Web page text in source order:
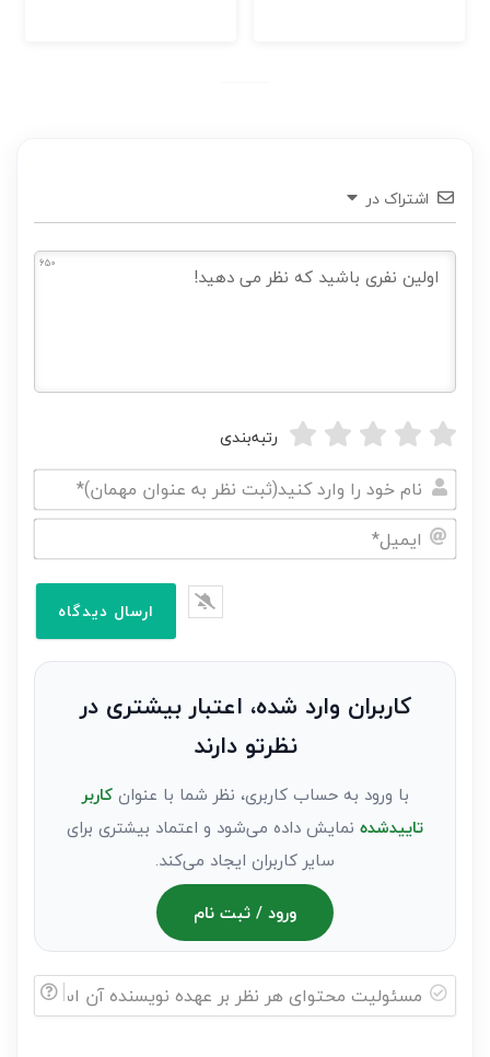
اشتراک در
650
رتبه‌بندی
نام
خود
نظر
کاربران وارد شده، اعتبار بیشتری در
نظرتو دارند
با ورود به حساب کاربری، نظر شما با عنوانکاربر
تاییدشده نمایش داده می‌شود و اعتماد بیشتری برای
سایر کاربران ایجاد می‌کند.
ورود / ثبت نام